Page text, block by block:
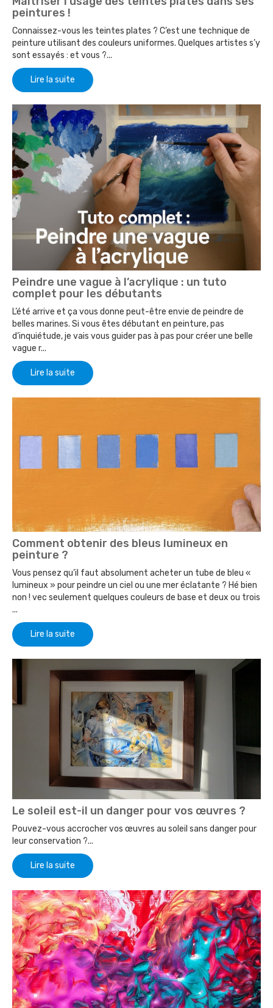
peintures !
Connaissez-vous les teintes plates ? C’est une technique de
peinture utilisant des couleurs uniformes. Quelques artistes s’y
sont essayés : et vous ?...
Lire la suite
Peindre une vague à l’acrylique : un tuto
complet pour les débutants
L’été arrive et ça vous donne peut-être envie de peindre de
belles marines. Si vous êtes débutant en peinture, pas
d’inquiétude, je vais vous guider pas à pas pour créer une belle
vague r...
Lire la suite
Comment obtenir des bleus lumineux en
peinture ?
Vous pensez qu’il faut absolument acheter un tube de bleu «
lumineux » pour peindre un ciel ou une mer éclatante ? Hé bien
non ! vec seulement quelques couleurs de base et deux ou trois
...
Lire la suite
Le soleil est-il un danger pour vos œuvres ?
Pouvez-vous accrocher vos œuvres au soleil sans danger pour
leur conservation ?...
Lire la suite